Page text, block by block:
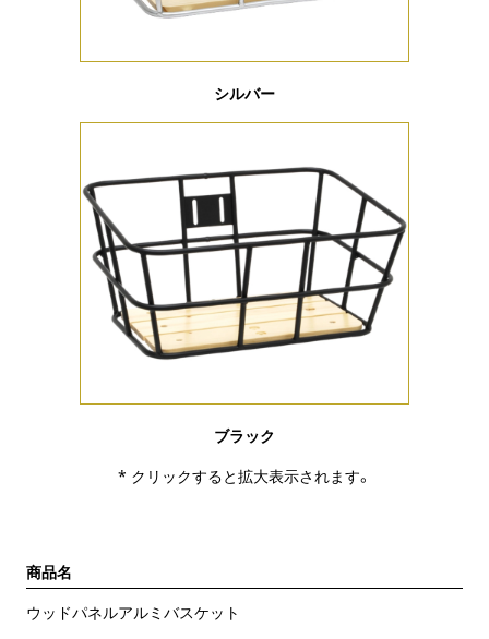
シルバー
ブラック
* クリックすると拡大表示されます。
商品名
ウッドパネルアルミバスケット